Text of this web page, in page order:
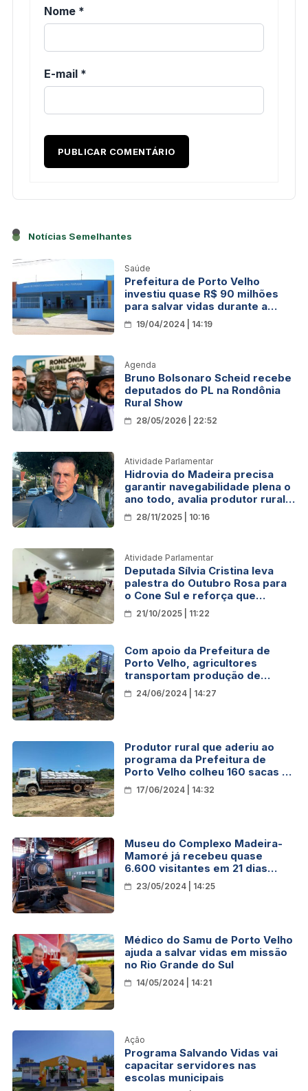
Nome *
E-mail *
Notícias Semelhantes
Saúde
Prefeitura de Porto Velho
investiu quase R$ 90 milhões
para salvar vidas durante a
maior emergência de saúde do
planeta
19/04/2024 | 14:19
Agenda
Bruno Bolsonaro Scheid recebe
deputados do PL na Rondônia
Rural Show
28/05/2026 | 22:52
Atividade Parlamentar
Hidrovia do Madeira precisa
garantir navegabilidade plena o
ano todo, avalia produtor rural
Marcelo Lucas
28/11/2025 | 10:16
Atividade Parlamentar
Deputada Sílvia Cristina leva
palestra do Outubro Rosa para
o Cone Sul e reforça que
prevenção salva vidas
21/10/2025 | 11:22
Com apoio da Prefeitura de
Porto Velho, agricultores
transportam produção de
banana para a Feira do Produtor
Rural
24/06/2024 | 14:27
Produtor rural que aderiu ao
programa da Prefeitura de
Porto Velho colheu 160 sacas de
café17/06/2024 | 14:32
Museu do Complexo Madeira-
Mamoré já recebeu quase
6.600 visitantes em 21 dias
após a inauguração
23/05/2024 | 14:25
Médico do Samu de Porto Velho
ajuda a salvar vidas em missão
no Rio Grande do Sul
14/05/2024 | 14:21
Ação
Programa Salvando Vidas vai
capacitar servidores nas
escolas municipais